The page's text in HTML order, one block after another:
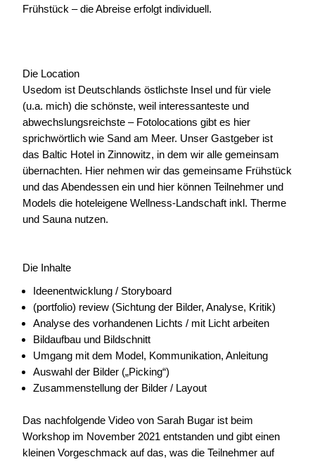
Frühstück – die Abreise erfolgt individuell.
Die Location
Usedom ist Deutschlands östlichste Insel und für viele
(u.a. mich) die schönste, weil interessanteste und
abwechslungsreichste – Fotolocations gibt es hier
sprichwörtlich wie Sand am Meer. Unser Gastgeber ist
das Baltic Hotel in Zinnowitz, in dem wir alle gemeinsam
übernachten. Hier nehmen wir das gemeinsame Frühstück
und das Abendessen ein und hier können Teilnehmer und
Models die hoteleigene Wellness-Landschaft inkl. Therme
und Sauna nutzen.
Die Inhalte
Ideenentwicklung / Storyboard
(portfolio) review (Sichtung der Bilder, Analyse, Kritik)
Analyse des vorhandenen Lichts / mit Licht arbeiten
Bildaufbau und Bildschnitt
Umgang mit dem Model, Kommunikation, Anleitung
Auswahl der Bilder („Picking“)
Zusammenstellung der Bilder / Layout
Das nachfolgende Video von Sarah Bugar ist beim
Workshop im November 2021 entstanden und gibt einen
kleinen Vorgeschmack auf das, was die Teilnehmer auf